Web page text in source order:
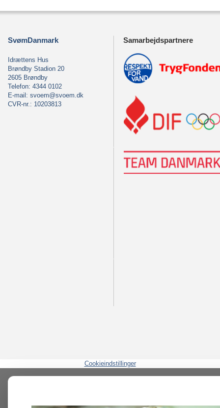
SvømDanmark
Idrættens Hus
Brøndby Stadion 20
2605 Brøndby
Telefon: 4344 0102
E-mail: svoem@svoem.dk
CVR-nr.: 10203813
Samarbejdspartnere
Cookieindstillinger